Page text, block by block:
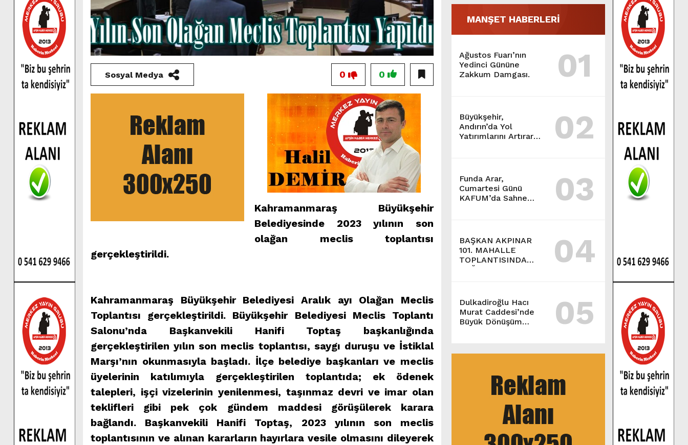
MANŞET HABERLERİ
Ağustos Fuarı’nın
Yedinci Gününe
Zakkum Damgası.
01
Büyükşehir,
Andırın’da Yol
Yatırımlarını Artırarak
02
Funda Arar,
Cumartesi Günü
KAFUM’da Sahne
03
BAŞKAN AKPINAR
101. MAHALLE
TOPLANTISINDA
BAĞLARBAŞI
BULUŞTU.
04
Dulkadiroğlu Hacı
Murat Caddesi’nde
Büyük Dönüşüm
05
Sosyal Medya 0
0
Kahramanmaraş Büyükşehir
Belediyesinde 2023 yılının son
olağan meclis toplantısı
gerçekleştirildi.
Kahramanmaraş Büyükşehir Belediyesi Aralık ayı Olağan Meclis
Toplantısı gerçekleştirildi. Büyükşehir Belediyesi Meclis Toplantı
Salonu’nda Başkanvekili Hanifi Toptaş başkanlığında
gerçekleştirilen yılın son meclis toplantısı, saygı duruşu ve İstiklal
Marşı’nın okunmasıyla başladı. İlçe belediye başkanları ve meclis
üyelerinin katılımıyla gerçekleştirilen toplantıda; ek ödenek
talepleri, işçi vizelerinin yenilenmesi, taşınmaz devri ve imar olan
teklifleri gibi pek çok gündem maddesi görüşülerek karara
bağlandı. Başkanvekili Hanifi Toptaş, 2023 yılının son meclis
toplantısının ve alınan kararların hayırlara vesile olmasını dileyerek